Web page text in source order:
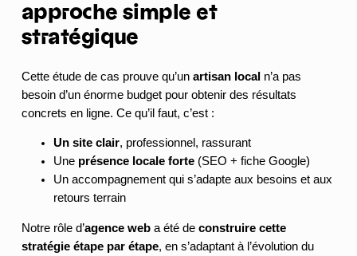
approche simple et
stratégique
Cette étude de cas prouve qu’un artisan local n’a pas
besoin d’un énorme budget pour obtenir des résultats
concrets en ligne. Ce qu’il faut, c’est :
Un site clair, professionnel, rassurant
Une présence locale forte(SEO + fiche Google)
Un accompagnement qui s’adapte aux besoins et aux
retours terrain
Notre rôle d’agence weba été de construire cette
stratégie étape par étape, en s’adaptant à l’évolution du